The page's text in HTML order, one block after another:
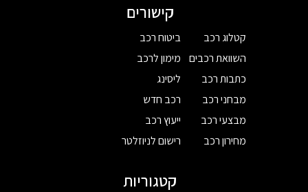
קישורים
קטלוג רכב
השוואת רכבים
כתבות רכב
מבחני רכב
מבצעי רכב
מחירון רכב
ביטוח רכב
מימון לרכב
ליסינג
רכב חדש
ייעוץ רכב
רישום לניוזלטר
קטגוריות